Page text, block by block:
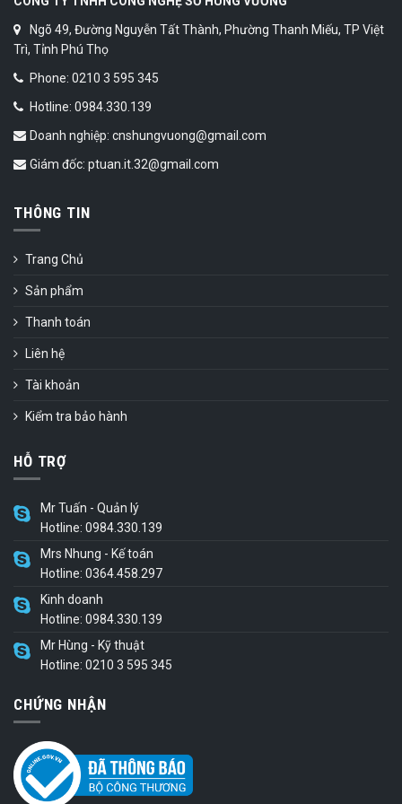
Ngõ 49, Đường Nguyễn Tất Thành, Phường Thanh Miếu, TP Việt
Trì, Tỉnh Phú Thọ
Phone: 0210 3 595 345
Hotline: 0984.330.139
Doanh nghiệp: cnshungvuong@gmail.com
Giám đốc: ptuan.it.32@gmail.com
THÔNG TIN
Trang Chủ
Sản phẩm
Thanh toán
Liên hệ
Tài khoản
Kiểm tra bảo hành
HỖ TRỢ
Mr Tuấn - Quản lý
Hotline: 0984.330.139
Mrs Nhung - Kế toán
Hotline: 0364.458.297
Kinh doanh
Hotline: 0984.330.139
Mr Hùng - Kỹ thuật
Hotline: 0210 3 595 345
CHỨNG NHẬN